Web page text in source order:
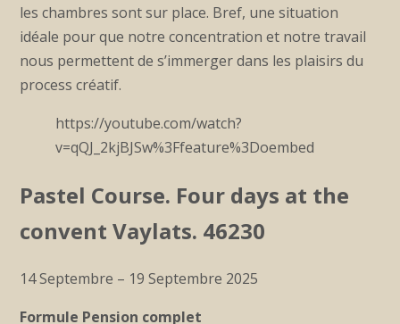
les chambres sont sur place. Bref, une situation
idéale pour que notre concentration et notre travail
nous permettent de s’immerger dans les plaisirs du
process créatif.
https://youtube.com/watch?
v=qQJ_2kjBJSw%3Ffeature%3Doembed
Pastel Course. Four days at the
convent Vaylats. 46230
14 Septembre – 19 Septembre 2025
Formule Pension complet